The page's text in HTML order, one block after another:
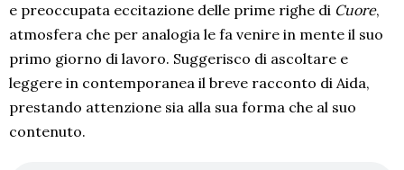
e preoccupata eccitazione delle prime righe di Cuore,
atmosfera che per analogia le fa venire in mente il suo
primo giorno di lavoro. Suggerisco di ascoltare e
leggere in contemporanea il breve racconto di Aida,
prestando attenzione sia alla sua forma che al suo
contenuto.